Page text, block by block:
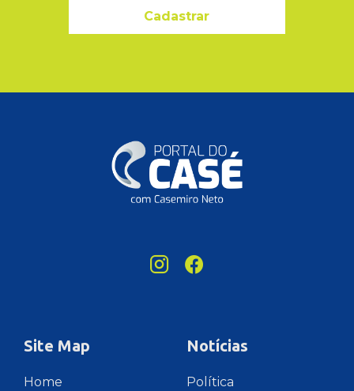
Cadastrar
Site Map
Home
Notícias
Política